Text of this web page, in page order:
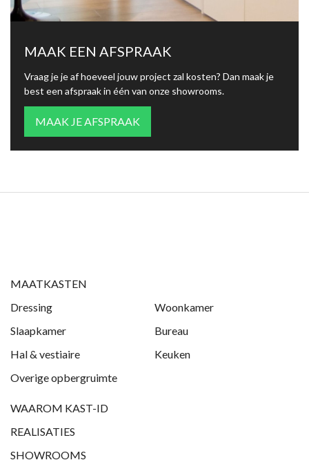
MAAK EEN AFSPRAAK
Vraag je je af hoeveel jouw project zal kosten? Dan maak je
best een afspraak in één van onze showrooms.
MAAK JE AFSPRAAK
MAATKASTEN
Dressing
Woonkamer
Slaapkamer
Bureau
Hal & vestiaire
Keuken
Overige opbergruimte
WAAROM KAST-ID
REALISATIES
SHOWROOMS